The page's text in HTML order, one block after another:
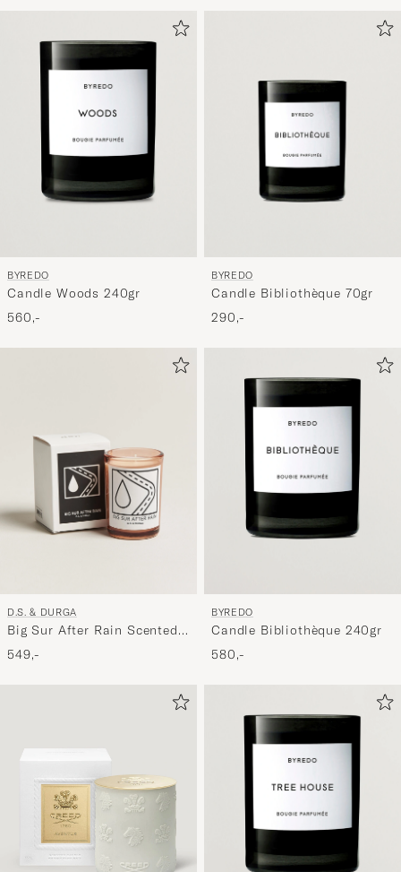
oplev
er
mere
til
BYREDO
Candle Woods 240gr
560,-
BYREDO
Candle Bibliothèque 70gr
290,-
D.S. & DURGA
Big Sur After Rain Scented
Candle 200g
549,-
BYREDO
Candle Bibliothèque 240gr
580,-